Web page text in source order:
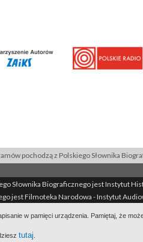
w pamięci urządzenia. Pamiętaj, że
tutaj
pochodzą z Polskiego Słownika
Słownika Biograficznego jest Instytut
jest Filmoteka Narodowa - Instytut